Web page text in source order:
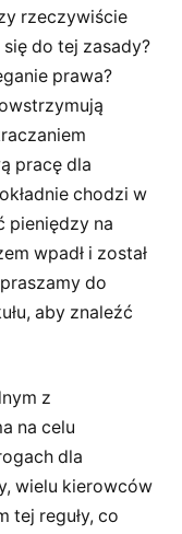
rzeczywiście
do tej zasady?
prawa?
pracę dla
chodzi w
pieniędzy na
wpadł i został
do
aby znaleźć
z
na celu
dla
wielu kierowców
tej reguły, co